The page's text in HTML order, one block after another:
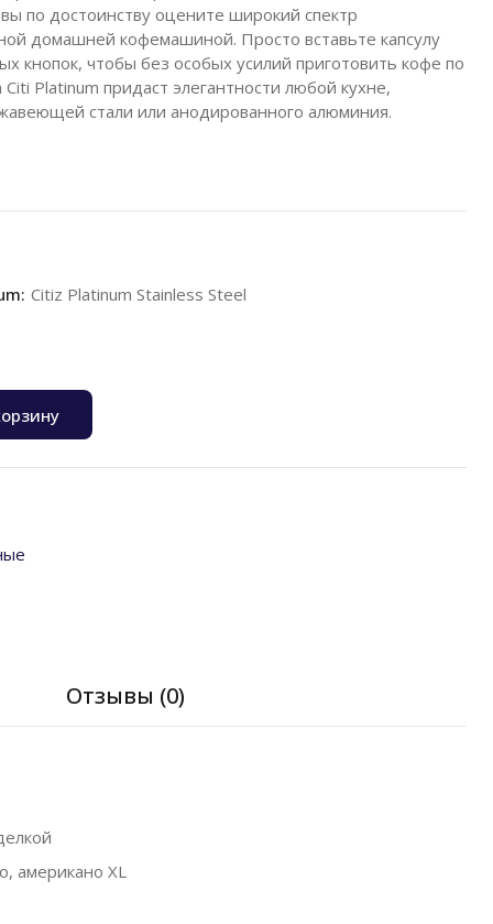
по достоинству оцените широкий спектр
домашней кофемашиной. Просто вставьте капсулу
кнопок, чтобы без особых усилий приготовить кофе по
Platinum придаст элегантности любой кухне,
стали или анодированного алюминия.
Citiz Platinum Stainless Steel
Отзывы (0)
американо XL